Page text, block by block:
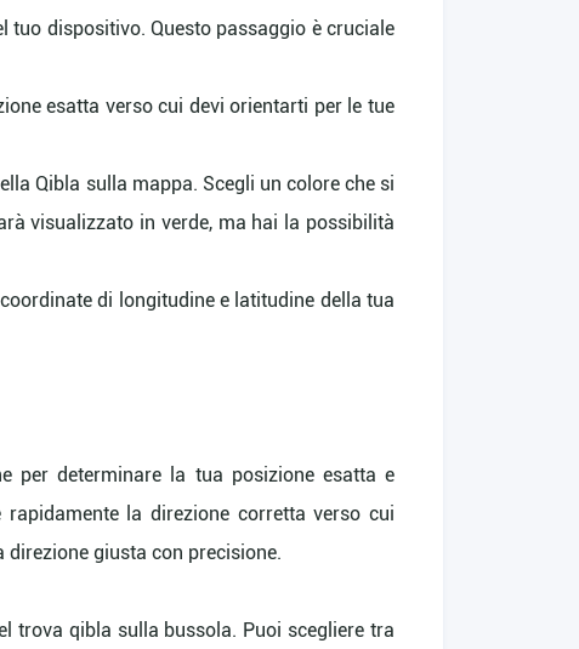
tuo dispositivo. Questo passaggio è cruciale
esatta verso cui devi orientarti per le tue
Qibla sulla mappa. Scegli un colore che si
visualizzato in verde, ma hai la possibilità
di longitudine e latitudine della tua
per determinare la tua posizione esatta e
la direzione corretta verso cui
direzione giusta con precisione.
trova qibla sulla bussola. Puoi scegliere tra